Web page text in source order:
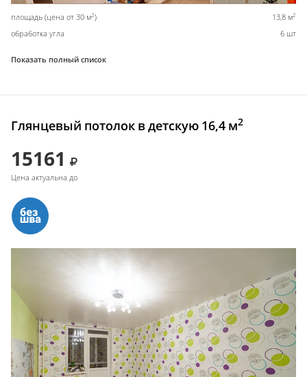
площадь (цена от 30 м2) 13,8 м2
обработка угла 6 шт
Показать полный список
Глянцевый потолок в детскую 16,4 м2
15161
Цена актуальна до